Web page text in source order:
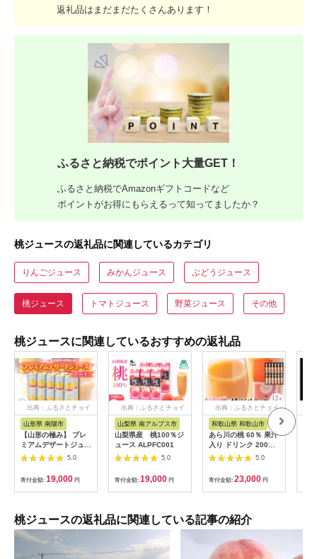
返礼品はまだまだたくさんあります！
ふるさと納税でポイント大量GET！
ふるさと納税でAmazonギフトコードなど
ポイントがお得にもらえるって知ってましたか？
桃ジュースの返礼品に関連しているカテゴリ
りんごジュース みかんジュース ぶどうジュース
桃ジュース トマトジュース 野菜ジュース その他
桃ジュースに関連しているおすすめの返礼品
出典：ふるさとチョイ
山形県 南陽市
【山形の極み】 プレ
ミアムデザートジュー
ス 「もも」 20缶 ジ
ュース ストレート デ
ザート フルーツジュ
ース ピーチ 果物 果汁
100％ 山形県 南陽市
5.0
寄付金額: 19,000 円
出典：ふるさとチョイ
ス
山梨県 南アルプス市
山梨県産 桃100％ジ
ュース ALPFC001
5.0
寄付金額: 19,000 円
出典：ふるさとチョイ
和歌山県 和歌山市
あら川の桃 60％ 果汁
入り ドリンク 200ml
× 12本 入り ギフトセ
ット【mao10】
5.0
寄付金額: 23,000 円
桃ジュースの返礼品に関連している記事の紹介